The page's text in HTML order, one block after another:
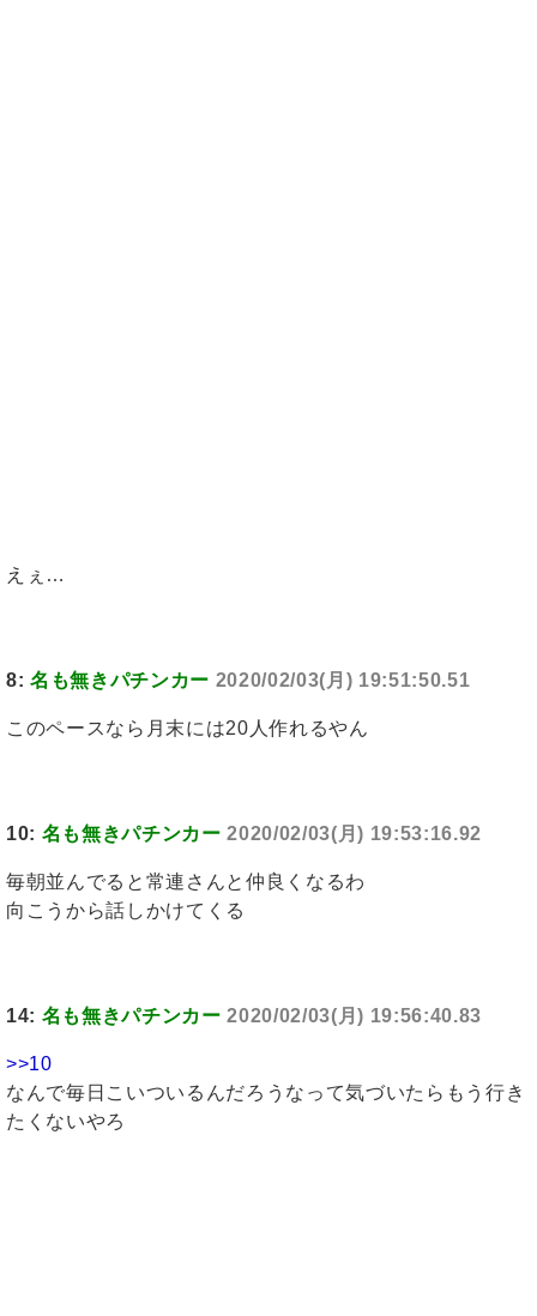
えぇ…
8: 名も無きパチンカー 2020/02/03(月) 19:51:50.51
このペースなら月末には20人作れるやん
10: 名も無きパチンカー 2020/02/03(月) 19:53:16.92
毎朝並んでると常連さんと仲良くなるわ
向こうから話しかけてくる
14: 名も無きパチンカー 2020/02/03(月) 19:56:40.83
>>10
なんで毎日こいついるんだろうなって気づいたらもう行き
たくないやろ